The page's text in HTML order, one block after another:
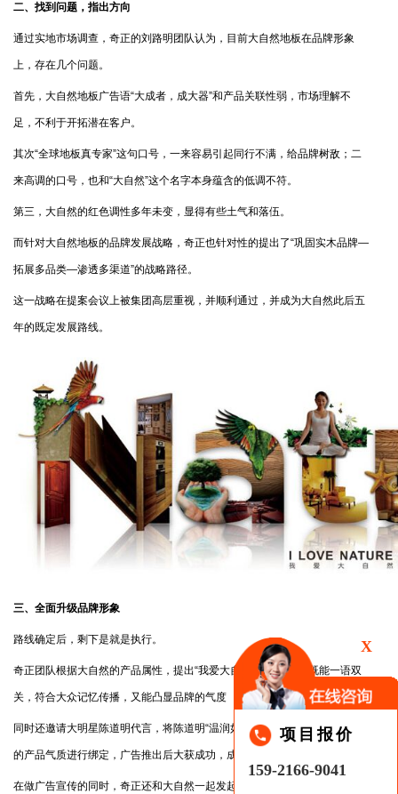
二、找到问题，指出方向
通过实地市场调查，奇正的刘路明团队认为，目前大自然地板在品牌形象
上，存在几个问题。
首先，大自然地板广告语“大成者，成大器”和产品关联性弱，市场理解不
足，不利于开拓潜在客户。
其次“全球地板真专家”这句口号，一来容易引起同行不满，给品牌树敌；二
来高调的口号，也和“大自然”这个名字本身蕴含的低调不符。
第三，大自然的红色调性多年未变，显得有些土气和落伍。
而针对大自然地板的品牌发展战略，奇正也针对性的提出了“巩固实木品牌—
拓展多品类—渗透多渠道”的战略路径。
这一战略在提案会议上被集团高层重视，并顺利通过，并成为大自然此后五
年的既定发展路线。
三、全面升级品牌形象
路线确定后，剩下是就是执行。
奇正团队根据大自然的产品属性，提出“我爱大自然”的广告语，既能一语双
关，符合大众记忆传播，又能凸显品牌的气度
同时还邀请大明星陈道明代言，将陈道明“温润如玉”的公众形象，和大自然
的产品气质进行绑定，广告推出后大获成功，成功给品牌圈粉。
在做广告宣传的同时，奇正还和大自然一起发起了种树公益活动，积极彰显
X
项目报价
159-2166-9041